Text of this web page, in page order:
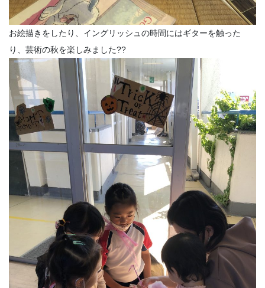
お絵描きをしたり、イングリッシュの時間にはギターを触った
り、芸術の秋を楽しみました??